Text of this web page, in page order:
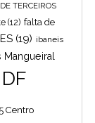
TERCEIROS
(12) falta de
(19) ibaneis
Mangueiral
Centro